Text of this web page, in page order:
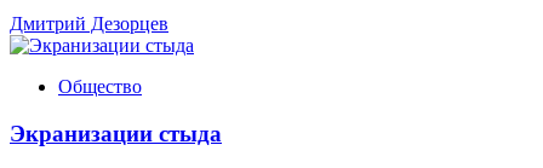
Дмитрий Дезорцев
Общество
Экранизации стыда